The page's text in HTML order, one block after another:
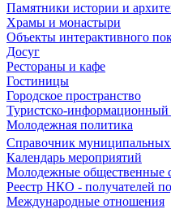
Памятники истории и
Храмы и монастыри
Объекты интерактивного
Досуг
Рестораны и кафе
Гостиницы
Городское пространство
Туристско-
Молодежная политика
Справочник
Календарь мероприятий
Молодежные общественные
Реестр НКО - получателей
Международные отношения